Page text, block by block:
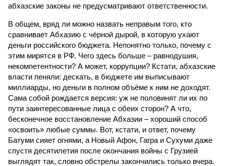
абхазские законы не предусматривают ответственности.
В общем, вряд ли можно назвать неправым того, кто
сравнивает Абхазию с чёрной дырой, в которую ухают
деньги российского бюджета. Непонятно только, почему с
этим мирятся в РФ. Чего здесь больше – равнодушия,
некомпетентности? А может, коррупции? Кстати, абхазские
власти пеняли: дескать, в бюджете им выписывают
миллиарды, но деньги в полном объёме к ним не доходят.
Сама собой рождается версия: уж не половинят ли их по
пути заинтересованные лица с обеих сторон? А что,
бесконечное восстановление Абхазии – хороший способ
«освоить» любые суммы. Вот, кстати, и ответ, почему
Батуми сияет огнями, а Новый Афон, Гагра и Сухуми даже
спустя десятилетия после окончания войны с Грузией
выглядят так, словно обстрелы закончились только вчера.